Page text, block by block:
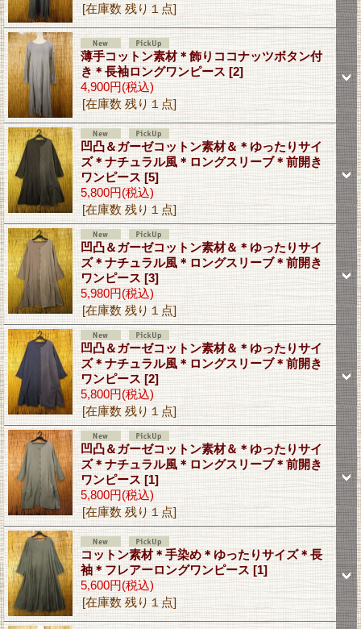
[在庫数 残り１点]
薄手コットン素材＊飾りココナッツボタン付
き＊長袖ロングワンピース [2]
4,900円(税込)
[在庫数 残り１点]
凹凸＆ガーゼコットン素材＆＊ゆったりサイ
ズ＊ナチュラル風＊ロングスリーブ＊前開き
ワンピース [5]
5,800円(税込)
[在庫数 残り１点]
凹凸＆ガーゼコットン素材＆＊ゆったりサイ
ズ＊ナチュラル風＊ロングスリーブ＊前開き
ワンピース [3]
5,980円(税込)
[在庫数 残り１点]
凹凸＆ガーゼコットン素材＆＊ゆったりサイ
ズ＊ナチュラル風＊ロングスリーブ＊前開き
ワンピース [2]
5,800円(税込)
[在庫数 残り１点]
凹凸＆ガーゼコットン素材＆＊ゆったりサイ
ズ＊ナチュラル風＊ロングスリーブ＊前開き
ワンピース [1]
5,800円(税込)
[在庫数 残り１点]
コットン素材＊手染め＊ゆったりサイズ＊長
袖＊フレアーロングワンピース [1]
5,600円(税込)
[在庫数 残り１点]